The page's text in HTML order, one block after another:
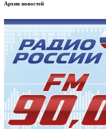
Архив новостей